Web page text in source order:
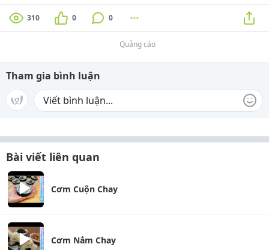
310 0 0
Quảng cáo
Tham gia bình luận
Bài viết liên quan
Cơm Cuộn Chay
Cơm Nắm Chay